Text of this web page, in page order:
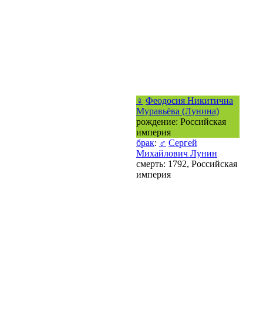
♀ Феодосия Никитична
Муравьёва (Лунина)
рождение: Российская
империя
брак: ♂ Сергей
Михайлович Лунин
смерть: 1792, Российская
империя